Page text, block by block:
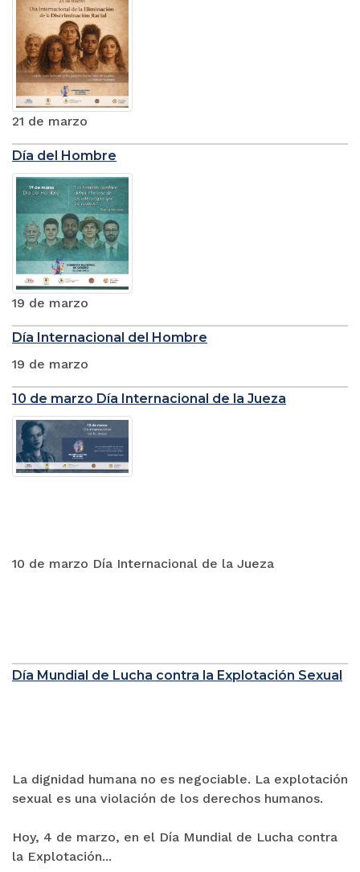
21 de marzo
Día del Hombre
19 de marzo
Día Internacional del Hombre
19 de marzo
10 de marzo Día Internacional de la Jueza
10 de marzo Día Internacional de la Jueza
Día Mundial de Lucha contra la Explotación Sexual
La dignidad humana no es negociable. La explotación
sexual es una violación de los derechos humanos.
Hoy, 4 de marzo, en el Día Mundial de Lucha contra
la Explotación...